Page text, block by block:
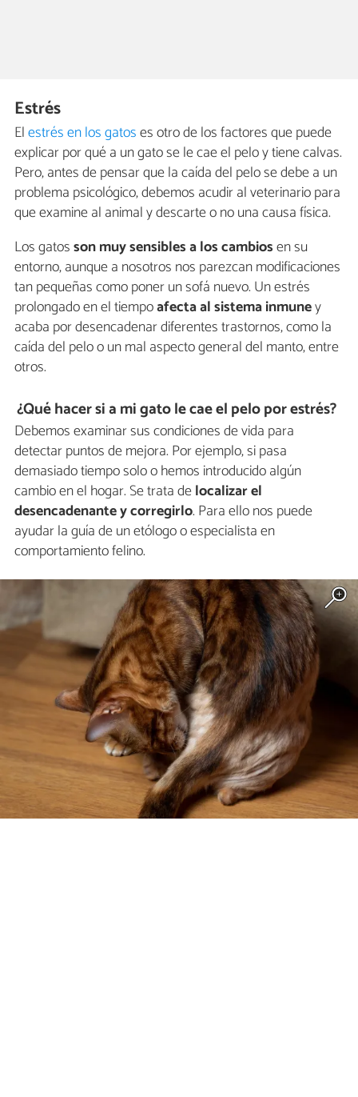
Estrés
Elestrés en los gatoses otro de los factores que puede
explicar por qué a un gato se le cae el pelo y tiene calvas.
Pero, antes de pensar que la caída del pelo se debe a un
problema psicológico, debemos acudir al veterinario para
que examine al animal y descarte o no una causa física.
Los gatosson muy sensibles a los cambiosen su
entorno, aunque a nosotros nos parezcan modificaciones
tan pequeñas como poner un sofá nuevo. Un estrés
prolongado en el tiempoafecta al sistema inmuney
acaba por desencadenar diferentes trastornos, como la
caída del pelo o un mal aspecto general del manto, entre
otros.
¿Qué hacer si a mi gato le cae el pelo por estrés?
Debemos examinar sus condiciones de vida para
detectar puntos de mejora. Por ejemplo, si pasa
demasiado tiempo solo o hemos introducido algún
cambio en el hogar. Se trata delocalizar el
desencadenante y corregirlo. Para ello nos puede
ayudar la guía de un etólogo o especialista en
comportamiento felino.